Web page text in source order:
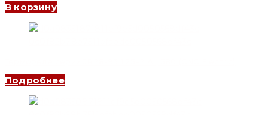
В корзину
Подробнее